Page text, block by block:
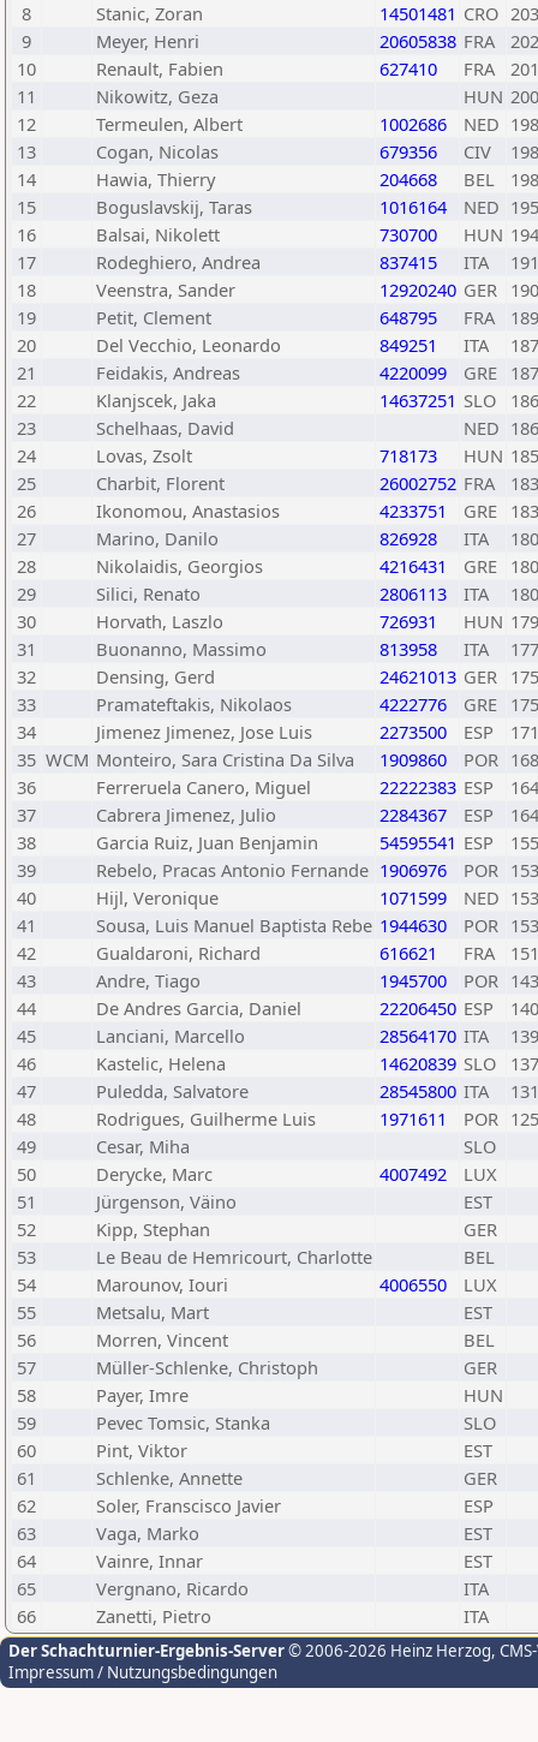
8
Stanic, Zoran 14501481 CRO
9
Meyer, Henri 20605838 FRA
10
Renault, Fabien 627410 FRA
11
Nikowitz, Geza HUN
12
Termeulen, Albert 1002686 NED
13
Cogan, Nicolas 679356 CIV
14
Hawia, Thierry 204668 BEL
15
Boguslavskij, Taras 1016164 NED
16
Balsai, Nikolett 730700 HUN
17
Rodeghiero, Andrea 837415 ITA
18
Veenstra, Sander 12920240 GER
19
Petit, Clement 648795 FRA
20
Del Vecchio, Leonardo 849251 ITA
21
Feidakis, Andreas 4220099 GRE
22
Klanjscek, Jaka 14637251 SLO
23
Schelhaas, David NED
24
Lovas, Zsolt 718173 HUN
25
Charbit, Florent 26002752 FRA
26
Ikonomou, Anastasios 4233751 GRE
27
Marino, Danilo 826928 ITA
28
Nikolaidis, Georgios 4216431 GRE
29
Silici, Renato 2806113 ITA
30
Horvath, Laszlo 726931 HUN
31
Buonanno, Massimo 813958 ITA
32
Densing, Gerd 24621013 GER
33
Pramateftakis, Nikolaos 4222776 GRE
34
Jimenez Jimenez, Jose Luis 2273500 ESP
35 WCM Monteiro, Sara Cristina Da Silva 1909860 POR
36
Ferreruela Canero, Miguel 22222383 ESP
37
Cabrera Jimenez, Julio 2284367 ESP
38
Garcia Ruiz, Juan Benjamin 54595541 ESP
39
Rebelo, Pracas Antonio Fernande 1906976 POR
40
Hijl, Veronique 1071599 NED
41
Sousa, Luis Manuel Baptista Rebe 1944630 POR
42
Gualdaroni, Richard 616621 FRA
43
Andre, Tiago 1945700 POR
44
De Andres Garcia, Daniel 22206450 ESP
45
Lanciani, Marcello 28564170 ITA
46
Kastelic, Helena 14620839 SLO
47
Puledda, Salvatore 28545800 ITA
48
Rodrigues, Guilherme Luis 1971611 POR
49
Cesar, Miha
SLO
50
Derycke, Marc 4007492
LUX
51
Jürgenson, Väino
EST
52
Kipp, Stephan
GER
53
Le Beau de Hemricourt, Charlotte
BEL
54
Marounov, Iouri 4006550
LUX
55
Metsalu, Mart
EST
56
Morren, Vincent
BEL
57
Müller-Schlenke, Christoph
GER
58
Payer, Imre
HUN
59
Pevec Tomsic, Stanka
SLO
60
Pint, Viktor
EST
61
Schlenke, Annette
GER
62
Soler, Franscisco Javier
ESP
63
Vaga, Marko
EST
64
Vainre, Innar
EST
65
Vergnano, Ricardo
ITA
66
Zanetti, Pietro ITA
Der Schachturnier-Ergebnis-Server© 2006-2026 Heinz Herzog,
Impressum / Nutzungsbedingungen